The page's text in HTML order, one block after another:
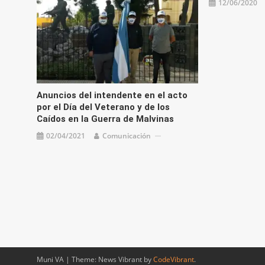
Anuncios del intendente en el acto
por el Día del Veterano y de los
Caídos en la Guerra de Malvinas
02/04/2021 Comunicación
12/06/2020
Muni VA | Theme: News Vibrant byCodeVibrant.